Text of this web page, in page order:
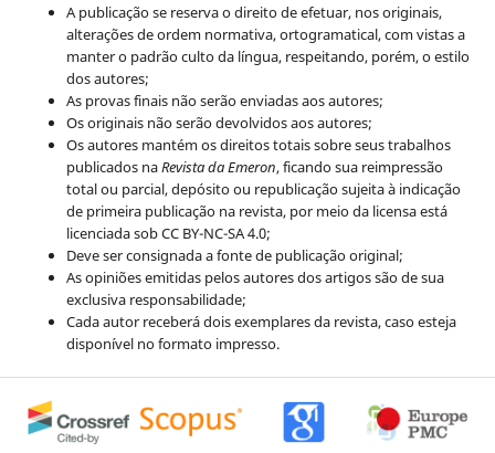
A publicação se reserva o direito de efetuar, nos originais,
alterações de ordem normativa, ortogramatical, com vistas a
manter o padrão culto da língua, respeitando, porém, o estilo
dos autores;
As provas finais não serão enviadas aos autores;
Os originais não serão devolvidos aos autores;
Os autores mantém os direitos totais sobre seus trabalhos
publicados naRevista da Emeron, ficando sua reimpressão
total ou parcial, depósito ou republicação sujeita à indicação
de primeira publicação na revista, por meio da licensa está
licenciada sob CC BY-NC-SA 4.0;
Deve ser consignada a fonte de publicação original;
As opiniões emitidas pelos autores dos artigos são de sua
exclusiva responsabilidade;
Cada autor receberá dois exemplares da revista, caso esteja
disponível no formato impresso.